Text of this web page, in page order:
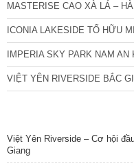
MASTERISE CAO XÀ LÁ –
ICONIA LAKESIDE TỐ HỮU
IMPERIA SKY PARK NAM AN
VIỆT YÊN RIVERSIDE BẮC
Việt Yên Riverside – Cơ hội
Giang